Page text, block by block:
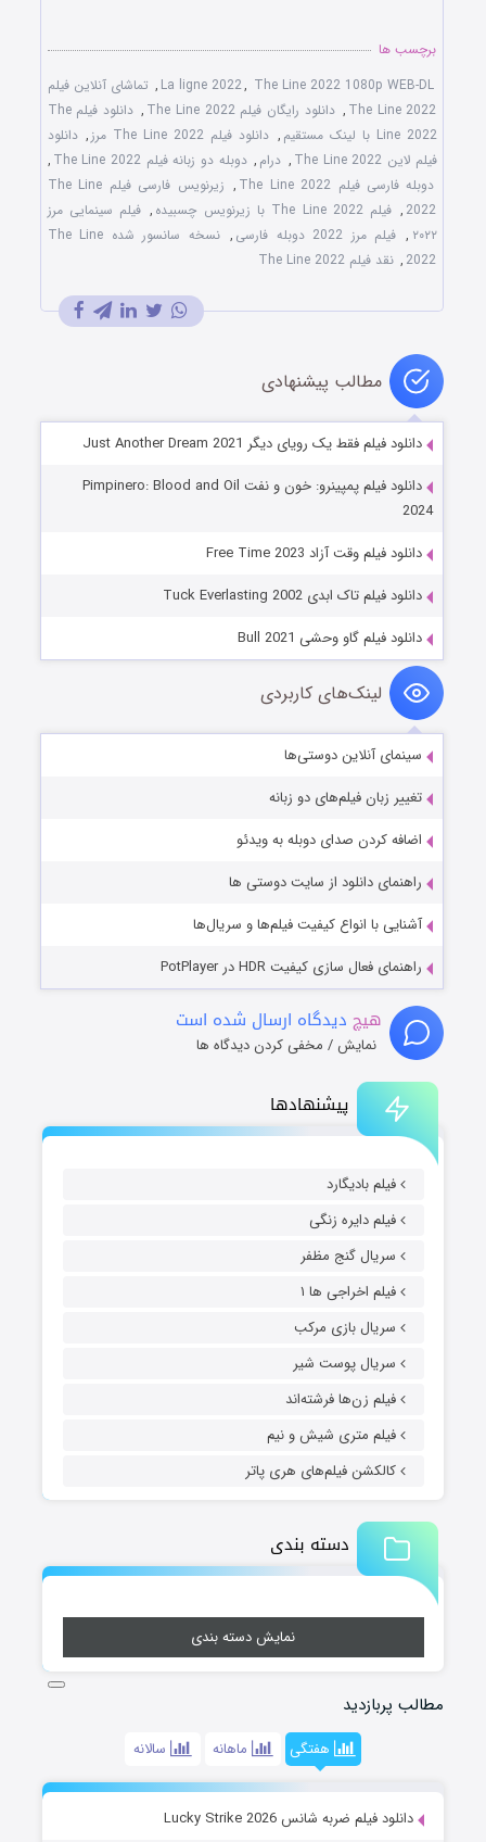
پیشنهادها
فیلم بادیگارد
فیلم دایره زنگی
سریال گنج مظفر
فیلم اخراجی ها ۱
سریال بازی مرکب
سریال پوست شیر
فیلم زن‌ها فرشته‌اند
فیلم متری شیش و نیم
کالکشن فیلم‌های هری پاتر
دسته بندی
نمایش دسته بندی
مطالب پربازدید
هفتگی ماهانه سالانه
دانلود فیلم ضربه شانس Lucky Strike 2026
برچسب ها
La ligne 2022, The Line 2022 1080p WEB-DL
, تماشای آنلاین فیلم
The Line 2022
, دانلود رایگان فیلم The Line 2022 ,
دانلود فیلم The
Line 2022 با لینک مستقیم
, دانلود فیلم The Line 2022 مرز , دانلود
فیلم لاین The Line 2022
, درام , دوبله دو زبانه فیلم The Line 2022
,
دوبله فارسی فیلم The Line 2022
,
زیرنویس فارسی فیلم The Line
2022
, فیلم The Line 2022 با زیرنویس چسبیده , فیلم سینمایی مرز
۲۰۲۲ , فیلم مرز 2022 دوبله فارسی ,
نسخه سانسور شده The Line
2022
, نقد فیلم The Line 2022
مطالب پیشنهادی
دانلود فیلم فقط یک رویای دیگر Just Another Dream 2021
دانلود فیلم پمپینرو: خون و نفت Pimpinero: Blood and Oil
2024
دانلود فیلم وقت آزاد Free Time 2023
دانلود فیلم تاک ابدی Tuck Everlasting 2002
دانلود فیلم گاو وحشی Bull 2021
لینک‌های کاربردی
سینمای آنلاین دوستی‌ها
تغییر زبان فیلم‌های دو زبانه
اضافه کردن صدای دوبله به ویدئو
راهنمای دانلود از سایت دوستی ها
آشنایی با انواع کیفیت فیلم‌ها و سریال‌ها
راهنمای فعال سازی کیفیت HDR در PotPlayer
هیچ دیدگاه ارسال شده است
نمایش / مخفی کردن دیدگاه ها